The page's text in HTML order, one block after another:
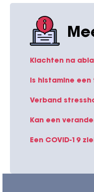
Klachten na
Is histamine
Verband
Kan een
Een COVID-19